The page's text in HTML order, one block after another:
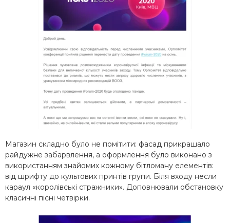
Магазин складно було не помітити: фасад прикрашало
райдужне забарвлення, а оформлення було виконано з
використанням знайомих кожному бітломану елементів:
від шрифту до культових принтів групи. Біля входу несли
караул «королівські стражники». Доповнювали обстановку
класичні пісні четвірки.